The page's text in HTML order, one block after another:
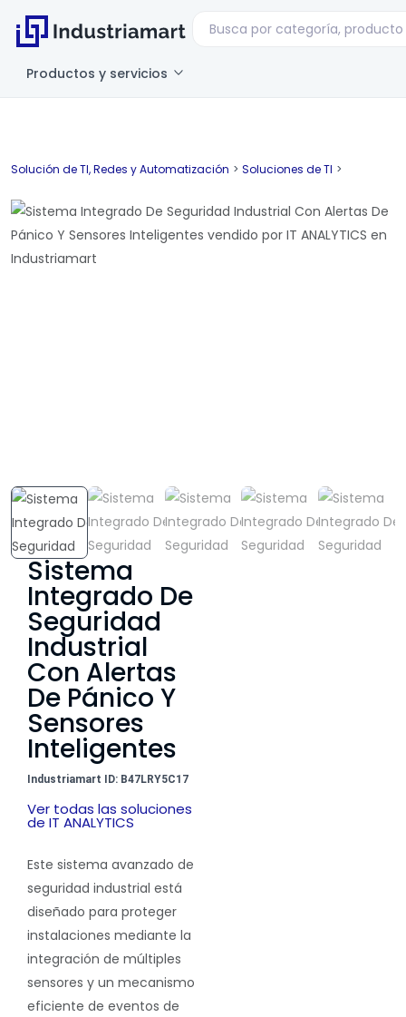
Productos y servicios
Solución de TI, Redes y Automatización > Soluciones de TI >
Sistema
Integrado De
Seguridad
Industrial
Con Alertas
De Pánico Y
Sensores
Inteligentes
Industriamart ID: B47LRY5C17
Ver todas las soluciones
de IT ANALYTICS
Este sistema avanzado de
seguridad industrial está
diseñado para proteger
instalaciones mediante la
integración de múltiples
sensores y un mecanismo
eficiente de eventos de